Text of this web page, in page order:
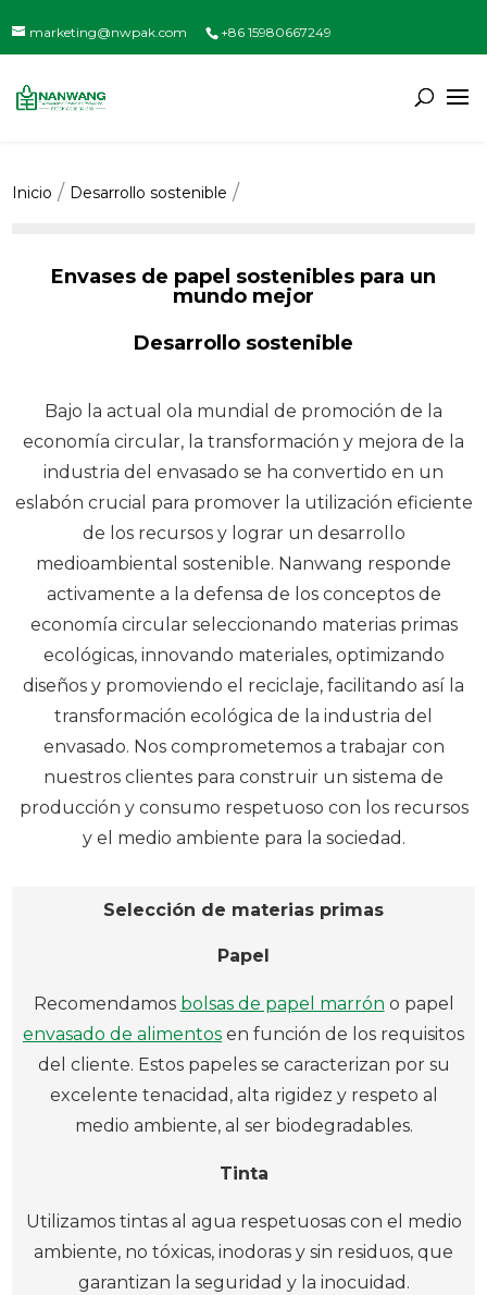
marketing@nwpak.com +86 15980667249
Inicio Desarrollo sostenible
Envases de papel sostenibles para un
mundo mejor
Desarrollo sostenible
Bajo la actual ola mundial de promoción de la
economía circular, la transformación y mejora de la
industria del envasado se ha convertido en un
eslabón crucial para promover la utilización eficiente
de los recursos y lograr un desarrollo
medioambiental sostenible. Nanwang responde
activamente a la defensa de los conceptos de
economía circular seleccionando materias primas
ecológicas, innovando materiales, optimizando
diseños y promoviendo el reciclaje, facilitando así la
transformación ecológica de la industria del
envasado. Nos comprometemos a trabajar con
nuestros clientes para construir un sistema de
producción y consumo respetuoso con los recursos
y el medio ambiente para la sociedad.
Selección de materias primas
Papel
Recomendamos bolsas de papel marrón o papel
envasado de alimentos en función de los requisitos
del cliente. Estos papeles se caracterizan por su
excelente tenacidad, alta rigidez y respeto al
medio ambiente, al ser biodegradables.
Tinta
Utilizamos tintas al agua respetuosas con el medio
ambiente, no tóxicas, inodoras y sin residuos, que
garantizan la seguridad y la inocuidad.